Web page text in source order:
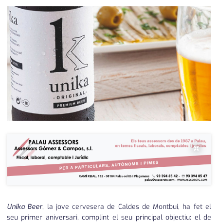
esports
medi ambient
opinió
política
promo serveis
salut
serveis
successos
telèfons
calendari
×
Unika Beer, la jove cervesera de Caldes de Montbui, ha fet el
seu primer aniversari, complint el seu principal objectiu: el de